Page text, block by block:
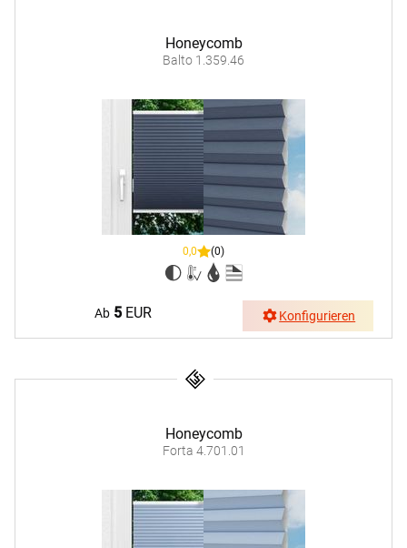
Honeycomb
Balto 1.359.46
0,0 (0)
Ab 5EUR Konfigurieren
Honeycomb
Forta 4.701.01